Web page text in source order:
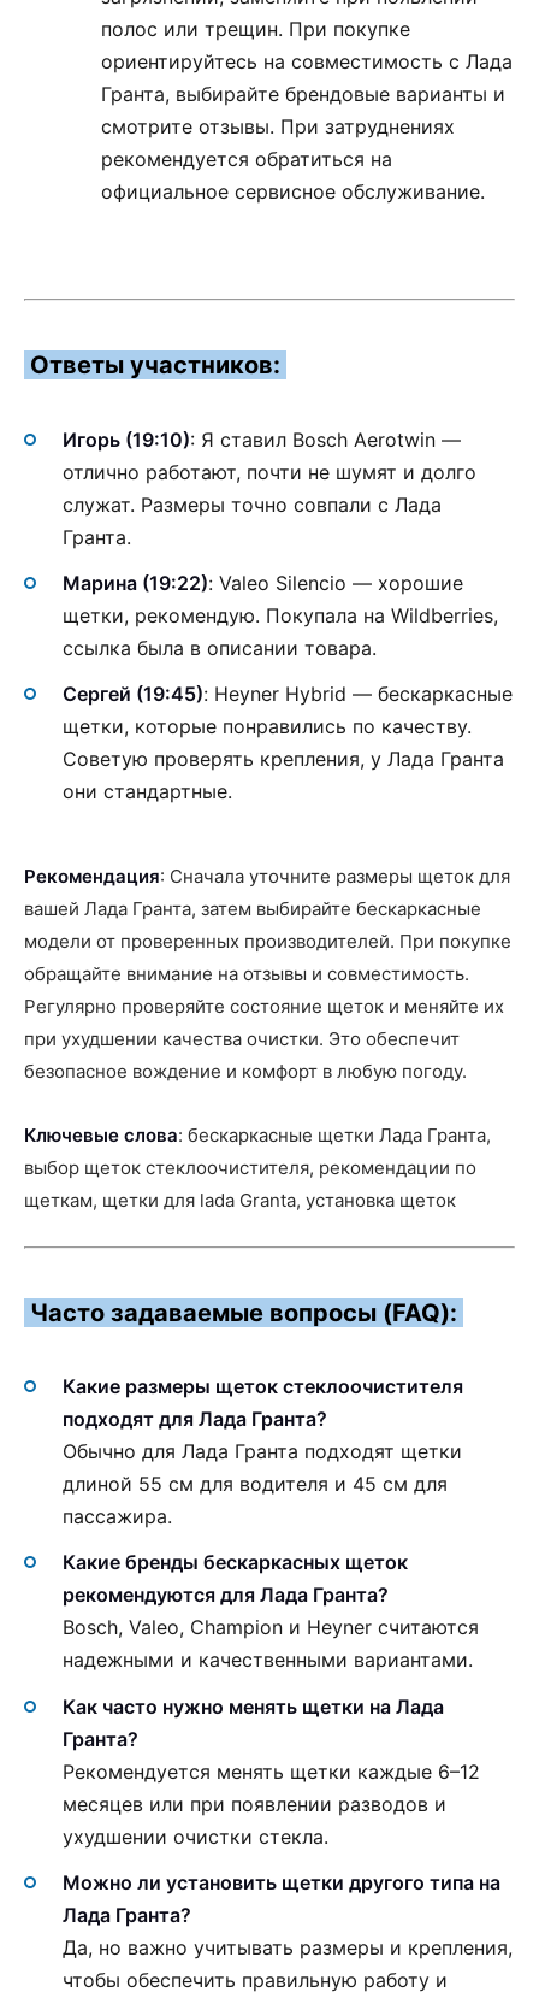
полос или трещин. При покупке
ориентируйтесь на совместимость с Лада
Гранта, выбирайте брендовые варианты и
смотрите отзывы. При затруднениях
рекомендуется обратиться на
официальное сервисное обслуживание.
Ответы участников:
Игорь (19:10): Я ставил Bosch Aerotwin —
отлично работают, почти не шумят и долго
служат. Размеры точно совпали с Лада
Гранта.
Марина (19:22): Valeo Silencio — хорошие
щетки, рекомендую. Покупала на Wildberries,
ссылка была в описании товара.
Сергей (19:45): Heyner Hybrid — бескаркасные
щетки, которые понравились по качеству.
Советую проверять крепления, у Лада Гранта
они стандартные.
Рекомендация: Сначала уточните размеры щеток для
вашей Лада Гранта, затем выбирайте бескаркасные
модели от проверенных производителей. При покупке
обращайте внимание на отзывы и совместимость.
Регулярно проверяйте состояние щеток и меняйте их
при ухудшении качества очистки. Это обеспечит
безопасное вождение и комфорт в любую погоду.
Ключевые слова: бескаркасные щетки Лада Гранта,
выбор щеток стеклоочистителя, рекомендации по
щеткам, щетки для lada Granta, установка щеток
Часто задаваемые вопросы (FAQ):
Какие размеры щеток стеклоочистителя
подходят для Лада Гранта?
Обычно для Лада Гранта подходят щетки
длиной 55 см для водителя и 45 см для
пассажира.
Какие бренды бескаркасных щеток
рекомендуются для Лада Гранта?
Bosch, Valeo, Champion и Heyner считаются
надежными и качественными вариантами.
Как часто нужно менять щетки на Лада
Гранта?
Рекомендуется менять щетки каждые 6–12
месяцев или при появлении разводов и
ухудшении очистки стекла.
Можно ли установить щетки другого типа на
Лада Гранта?
Да, но важно учитывать размеры и крепления,
чтобы обеспечить правильную работу и